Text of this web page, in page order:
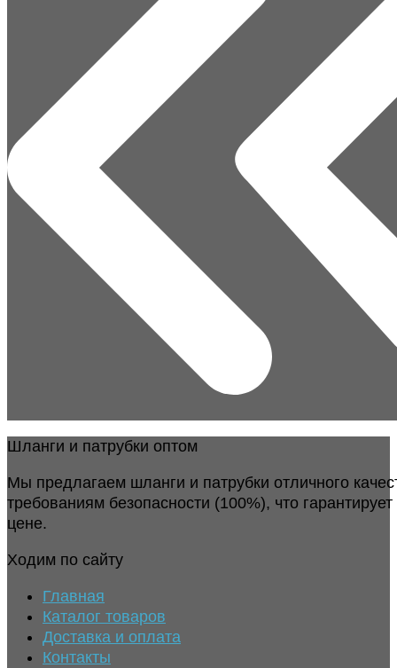
Шланги и патрубки оптом
Мы предлагаем шланги и патрубки отличного
требованиям безопасности (100%), что
цене.
Ходим по сайту
Главная
Каталог товаров
Доставка и оплата
Контакты